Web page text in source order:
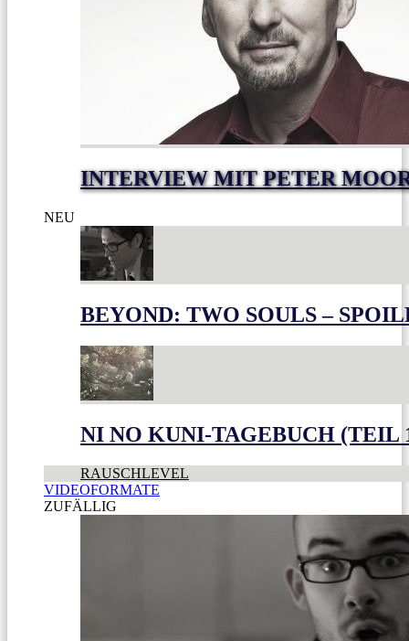
INTERVIEW MIT PETER
NEU
BEYOND: TWO SOULS –
NI NO KUNI-TAGEBUCH (TEIL
RAUSCHLEVEL
VIDEOFORMATE
ZUFÄLLIG